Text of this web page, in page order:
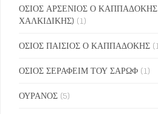
ΟΣΙΟΣ ΑΡΣΕΝΙΟΣ Ο ΚΑΠΠΑΔΟΚΗΣ
ΧΑΛΚΙΔΙΚΗΣ) (1)
ΟΣΙΟΣ ΠΑΙΣΙΟΣ Ο ΚΑΠΠΑΔΟΚΗΣ
ΟΣΙΟΣ ΣΕΡΑΦΕΙΜ ΤΟΥ ΣΑΡΩΦ (1)
ΟΥΡΑΝΟΣ (5)